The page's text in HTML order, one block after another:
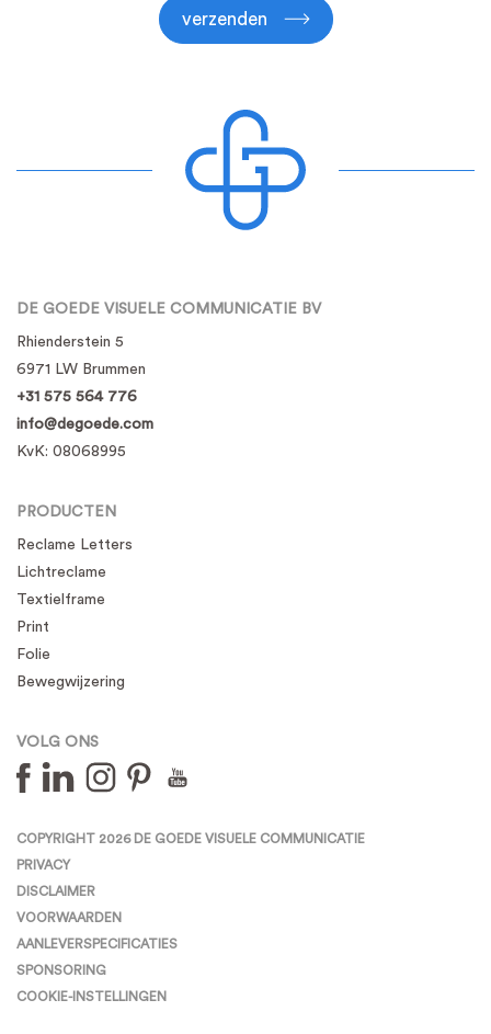
verzenden
DE GOEDE VISUELE COMMUNICATIE BV
Rhienderstein 5
6971 LW Brummen
+31 575 564 776
info@degoede.com
KvK: 08068995
PRODUCTEN
Reclame Letters
Lichtreclame
Textielframe
Print
Folie
Bewegwijzering
VOLG ONS
COPYRIGHT 2026 DE GOEDE VISUELE COMMUNICATIE
PRIVACY
DISCLAIMER
VOORWAARDEN
AANLEVERSPECIFICATIES
SPONSORING
COOKIE-INSTELLINGEN